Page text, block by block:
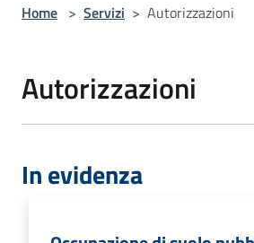
Home > Servizi > Autorizzazioni
Autorizzazioni
In evidenza